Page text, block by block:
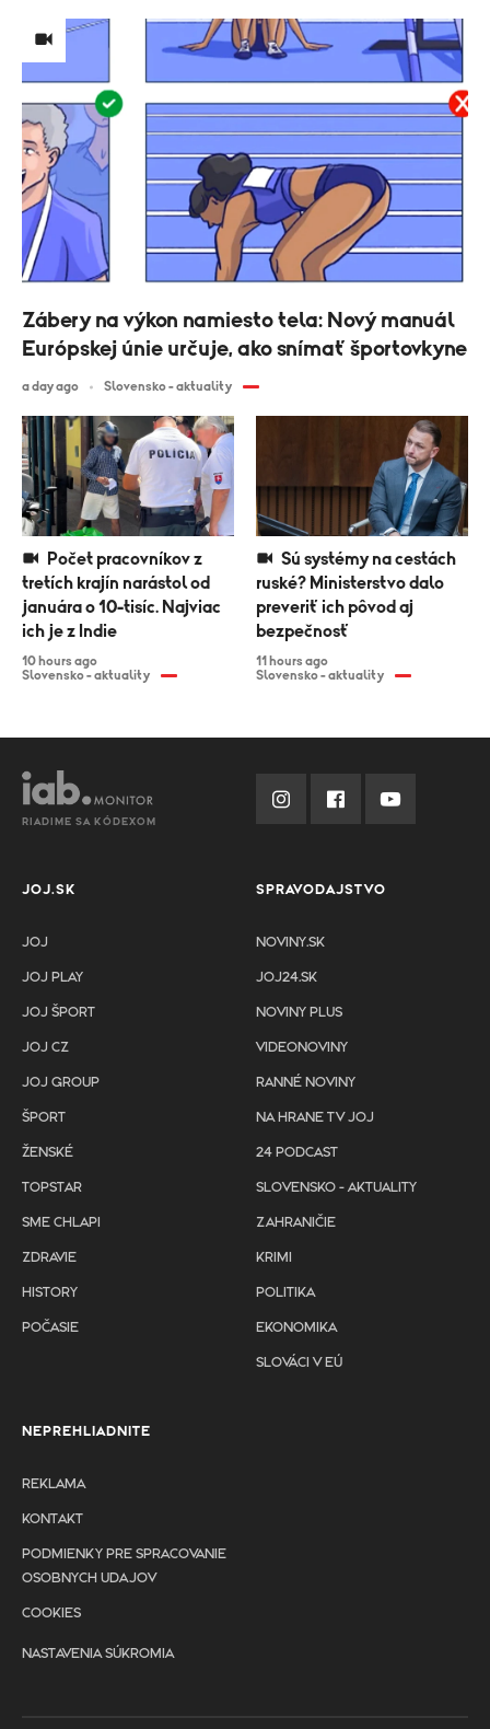
tretích krajín narástol od
januára o 10-tisíc. Najviac
ich je z Indie
10 hours ago
Slovensko - aktuality
ruské? Ministerstvo dalo
preveriť ich pôvod aj
bezpečnosť
11 hours ago
Slovensko - aktuality
Zábery na výkon namiesto tela: Nový manuál
Európskej únie určuje, ako snímať športovkyne
a day ago Slovensko - aktuality
RIADIME SA KÓDEXOM
JOJ.SK
JOJ
JOJ PLAY
JOJ ŠPORT
JOJ CZ
JOJ GROUP
ŠPORT
ŽENSKÉ
TOPSTAR
SME CHLAPI
ZDRAVIE
HISTORY
POČASIE
SPRAVODAJSTVO
NOVINY.SK
JOJ24.SK
NOVINY PLUS
VIDEONOVINY
RANNÉ NOVINY
NA HRANE TV JOJ
24 PODCAST
SLOVENSKO - AKTUALITY
ZAHRANIČIE
KRIMI
POLITIKA
EKONOMIKA
SLOVÁCI V EÚ
NEPREHLIADNITE
REKLAMA
KONTAKT
PODMIENKY PRE SPRACOVANIE
OSOBNYCH UDAJOV
COOKIES
NASTAVENIA SÚKROMIA